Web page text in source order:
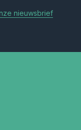
nieuwsbrief